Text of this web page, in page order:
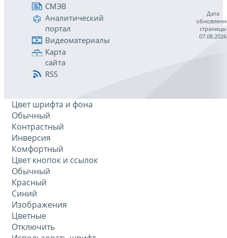
СМЭВ
Аналитический
портал
Видеоматериалы
Карта
сайта
RSS
Дата
страницы
07.08.2026
Цвет шрифта и фона
Обычный
Контрастный
Инверсия
Комфортный
Цвет кнопок и ссылок
Обычный
Красный
Синий
Изображения
Цветные
Отключить